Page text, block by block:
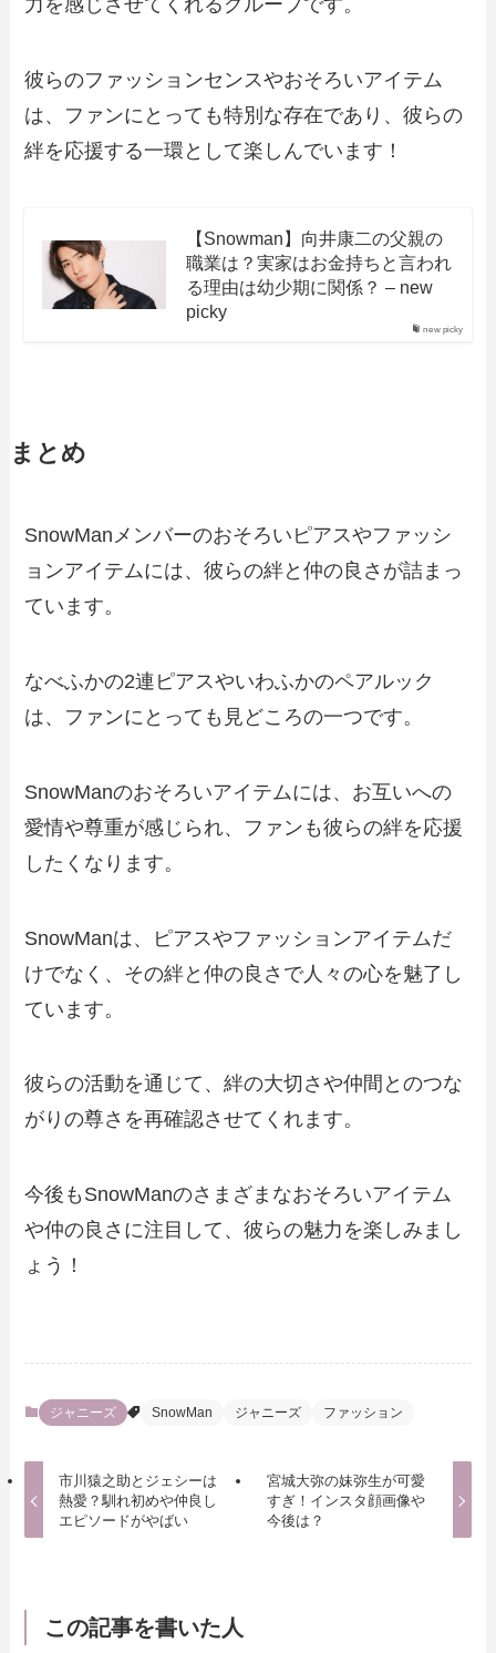
力を感じさせてくれるグループです。
彼らのファッションセンスやおそろいアイテム
は、ファンにとっても特別な存在であり、彼らの
絆を応援する一環として楽しんでいます！
new picky
【Snowman】向井康二の父親の
職業は？実家はお金持ちと言われ
る理由は幼少期に関係？ – new
picky
まとめ
SnowManメンバーのおそろいピアスやファッシ
ョンアイテムには、彼らの絆と仲の良さが詰まっ
ています。
なべふかの2連ピアスやいわふかのペアルック
は、ファンにとっても見どころの一つです。
SnowManのおそろいアイテムには、お互いへの
愛情や尊重が感じられ、ファンも彼らの絆を応援
したくなります。
SnowManは、ピアスやファッションアイテムだ
けでなく、その絆と仲の良さで人々の心を魅了し
ています。
彼らの活動を通じて、絆の大切さや仲間とのつな
がりの尊さを再確認させてくれます。
今後もSnowManのさまざまなおそろいアイテム
や仲の良さに注目して、彼らの魅力を楽しみまし
ょう！
ジャニーズ SnowMan ジャニーズ ファッション
市川猿之助とジェシーは
熱愛？馴れ初めや仲良し
エピソードがやばい
宮城大弥の妹弥生が可愛
すぎ！インスタ顔画像や
今後は？
この記事を書いた人